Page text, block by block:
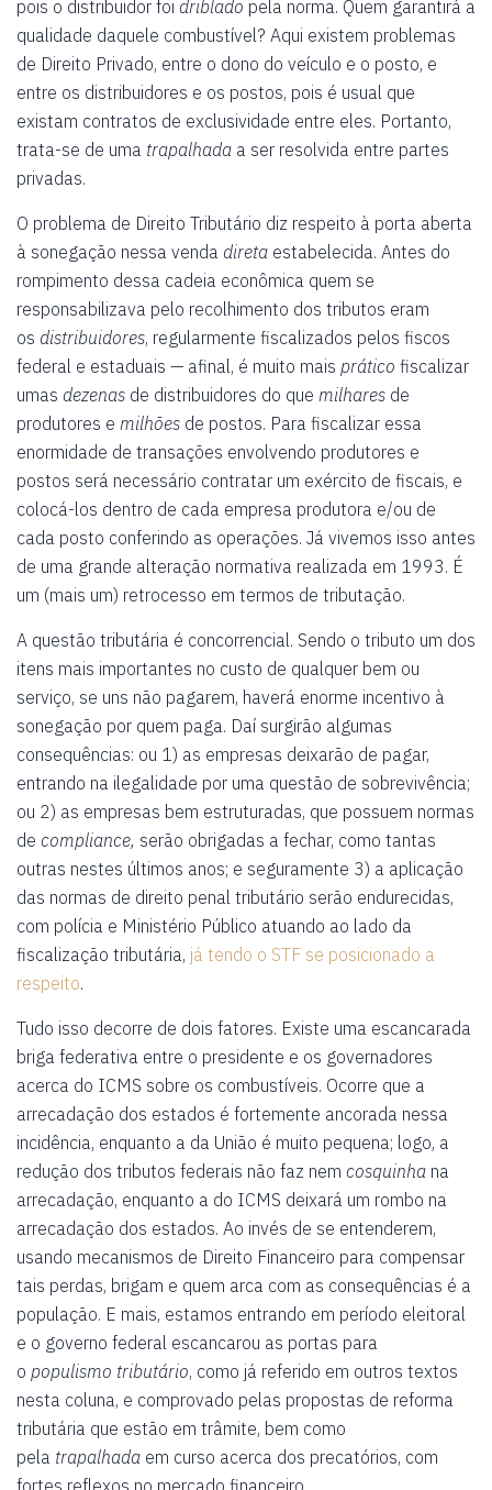
pois o distribuidor foi driblado pela norma. Quem garantirá a
qualidade daquele combustível? Aqui existem problemas
de Direito Privado, entre o dono do veículo e o posto, e
entre os distribuidores e os postos, pois é usual que
existam contratos de exclusividade entre eles. Portanto,
trata-se de uma trapalhada a ser resolvida entre partes
privadas.
O problema de Direito Tributário diz respeito à porta aberta
à sonegação nessa venda direta estabelecida. Antes do
rompimento dessa cadeia econômica quem se
responsabilizava pelo recolhimento dos tributos eram
os distribuidores, regularmente fiscalizados pelos fiscos
federal e estaduais — afinal, é muito mais prático fiscalizar
umas dezenas de distribuidores do que milhares de
produtores e milhões de postos. Para fiscalizar essa
enormidade de transações envolvendo produtores e
postos será necessário contratar um exército de fiscais, e
colocá-los dentro de cada empresa produtora e/ou de
cada posto conferindo as operações. Já vivemos isso antes
de uma grande alteração normativa realizada em 1993. É
um (mais um) retrocesso em termos de tributação.
A questão tributária é concorrencial. Sendo o tributo um dos
itens mais importantes no custo de qualquer bem ou
serviço, se uns não pagarem, haverá enorme incentivo à
sonegação por quem paga. Daí surgirão algumas
consequências: ou 1) as empresas deixarão de pagar,
entrando na ilegalidade por uma questão de sobrevivência;
ou 2) as empresas bem estruturadas, que possuem normas
de compliance, serão obrigadas a fechar, como tantas
outras nestes últimos anos; e seguramente 3) a aplicação
das normas de direito penal tributário serão endurecidas,
com polícia e Ministério Público atuando ao lado da
fiscalização tributária, já tendo o STF se posicionado a
respeito.
Tudo isso decorre de dois fatores. Existe uma escancarada
briga federativa entre o presidente e os governadores
acerca do ICMS sobre os combustíveis. Ocorre que a
arrecadação dos estados é fortemente ancorada nessa
incidência, enquanto a da União é muito pequena; logo, a
redução dos tributos federais não faz nem cosquinha na
arrecadação, enquanto a do ICMS deixará um rombo na
arrecadação dos estados. Ao invés de se entenderem,
usando mecanismos de Direito Financeiro para compensar
tais perdas, brigam e quem arca com as consequências é a
população. E mais, estamos entrando em período eleitoral
e o governo federal escancarou as portas para
o populismo tributário, como já referido em outros textos
nesta coluna, e comprovado pelas propostas de reforma
tributária que estão em trâmite, bem como
pela trapalhada em curso acerca dos precatórios, com
fortes reflexos no mercado financeiro.